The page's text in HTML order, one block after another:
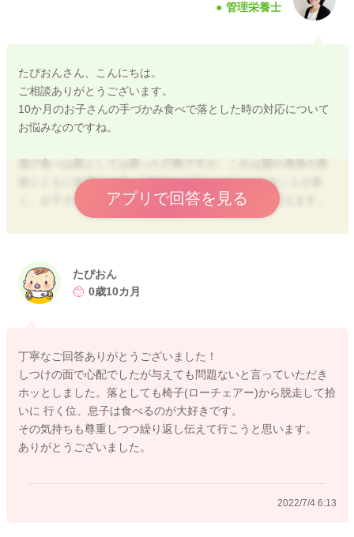
管理栄養士
たぴおんさん、こんにちは。
ご相談ありがとうございます。
10か月のお子さんの手づかみ食べで落とした時の対応について
お悩みなのですね。
遊び食べは親としては困った行動ですが、これは脳や身体の発
達とともに生後８か月～1歳頃のお子さんにみられることが多
く、お子さんが順調に成長・発達している証拠とも言えます。
遊び食べは、食べるよりも遊ぶことに興味が向いている状態の
び食べはをしすくなります。
赤ちゃんが食事に集中できる時間は10～15分程といわれていま
0歳の時期は食事のマナーを身に着けさせるには早い時期ですの
で、言って聞かせてもごはんをぽいぽい投げてしまったりし
て、結局ほとんど自分では食べられなかったということもある
かと思います。
アプリで回答を見る
たぴおん
0歳10カ月
丁寧なご回答ありがとうございました！
しつけの面で心配でしたが与えても問題ないと言っていただき
ホッとしました。落としても椅子(ローチェアー)から脱走して拾
いに 行く位、息子は食べるのが大好きです。
その気持ちも尊重しつつ繰り返し伝えて行こうと思います。
ありがとうございました。
2022/7/4 6:13